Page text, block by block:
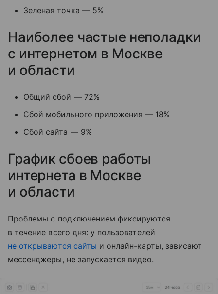
Зеленая точка — 5%
Наиболее частые неполадки
с интернетом в Москве
и области
Общий сбой — 72%
Сбой мобильного приложения — 18%
Сбой сайта — 9%
График сбоев работы
интернета в Москве
и области
Проблемы с подключением фиксируются
в течение всего дня: у пользователей
не открываются сайты и онлайн-карты, зависают
мессенджеры, не запускается видео.